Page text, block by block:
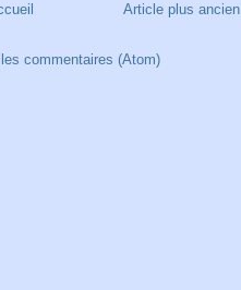
Article plus ancien
commentaires (Atom)